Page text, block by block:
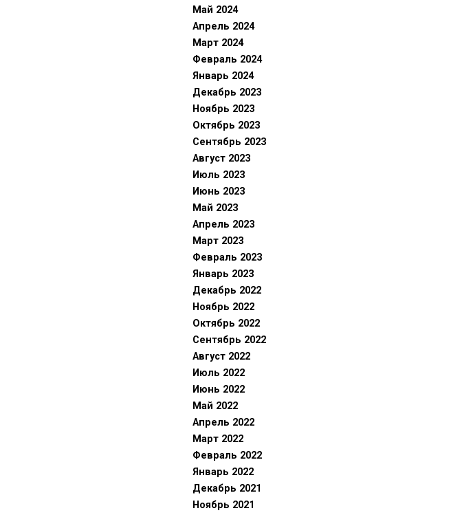
Май 2024
Апрель 2024
Март 2024
Февраль 2024
Январь 2024
Декабрь 2023
Ноябрь 2023
Октябрь 2023
Сентябрь 2023
Август 2023
Июль 2023
Июнь 2023
Май 2023
Апрель 2023
Март 2023
Февраль 2023
Январь 2023
Декабрь 2022
Ноябрь 2022
Октябрь 2022
Сентябрь 2022
Август 2022
Июль 2022
Июнь 2022
Май 2022
Апрель 2022
Март 2022
Февраль 2022
Январь 2022
Декабрь 2021
Ноябрь 2021